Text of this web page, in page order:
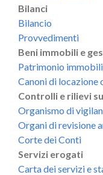
Bilanci
Bilancio
Provvedimenti
Beni immobili e
Patrimonio
Canoni di locazione
Controlli e rilievi
Organismo di
Organi di revisione
Corte dei Conti
Servizi erogati
Carta dei servizi e